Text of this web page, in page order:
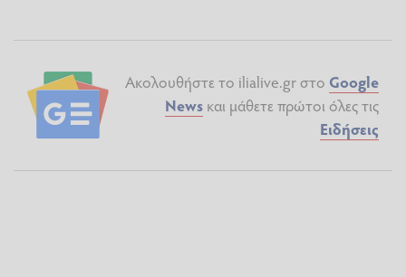
Ακολουθήστε το ilialive.gr στο Google
News και μάθετε πρώτοι όλες τις
Ειδήσεις